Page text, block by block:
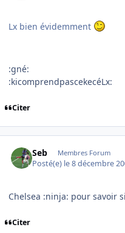
Lx bien évidemment
:gné:
:kicomprendpascekecéLx:
Citer
Seb Membres Forum
Posté(e) le 8 décembre
Chelsea :ninja: pour savoir
Citer